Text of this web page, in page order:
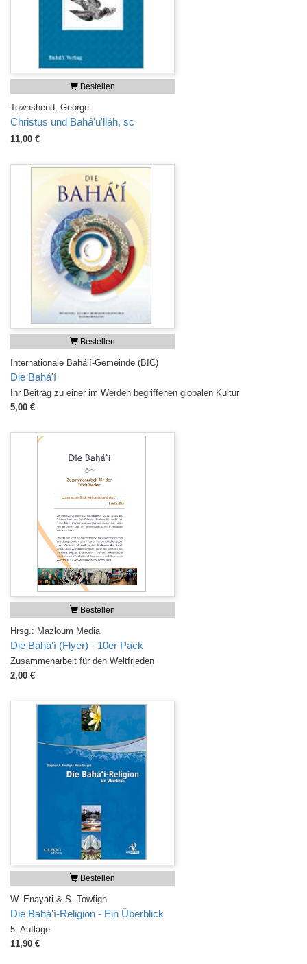
Bestellen
Townshend, George
Christus und Bahá'u'lláh, sc
11,00 €
Bestellen
Internationale Bahá’í-Gemeinde (BIC)
Die Bahá'í
Ihr Beitrag zu einer im Werden begriffenen globalen Kultur
5,00 €
Bestellen
Hrsg.: Mazloum Media
Die Bahá'í (Flyer) - 10er Pack
Zusammenarbeit für den Weltfrieden
2,00 €
Bestellen
W. Enayati & S. Towfigh
Die Bahá'í-Religion - Ein Überblick
5. Auflage
11,90 €